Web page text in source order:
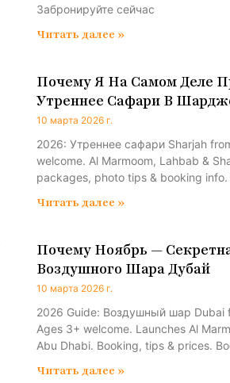
Забронируйте сейчас
Читать далее »
Почему Я На Самом Деле
Утреннее Сафари В
10 марта 2026 г.
2026: Утреннее сафари Sharjah
welcome. Al Marmoom, Lahbab &
packages, photo tips & booking info.
Читать далее »
Почему Ноябрь —
Воздушного Шара Дубай
10 марта 2026 г.
2026 Guide: Воздушный шар Dubai
Ages 3+ welcome. Launches Al
Abu Dhabi. Booking, tips & prices.
Читать далее »